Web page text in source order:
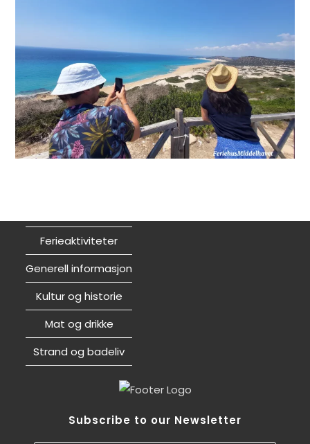
Ferieaktiviteter
Generell informasjon
Kultur og historie
Mat og drikke
Strand og badeliv
Subscribe to our Newsletter